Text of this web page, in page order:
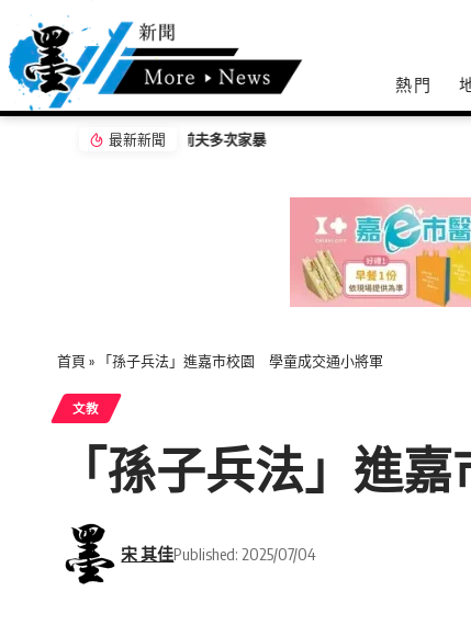
熱門
最新新聞 嘉義無人機競賽登場 73隊挑戰穿越賽與無人
首頁 » 「孫子兵法」進嘉市校園 學童成交通小將軍
文教
「孫子兵法」進
宋 其佳Published: 2025/07/04